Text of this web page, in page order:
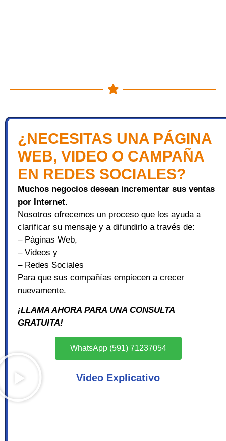
¿NECESITAS UNA PÁGINA
WEB, VIDEO O CAMPAÑA
EN REDES SOCIALES?
Muchos negocios desean incrementar sus ventas
por Internet.
Nosotros ofrecemos un proceso que los ayuda a
clarificar su mensaje y a difundirlo a través de:
– Páginas Web,
– Videos y
– Redes Sociales
Para que sus compañías empiecen a crecer
nuevamente.
¡LLAMA AHORA PARA UNA CONSULTA
GRATUITA!
WhatsApp (591) 71237054
Video Explicativo